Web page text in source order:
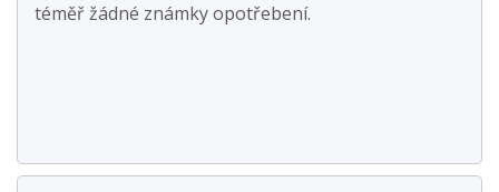
téměř žádné známky opotřebení.